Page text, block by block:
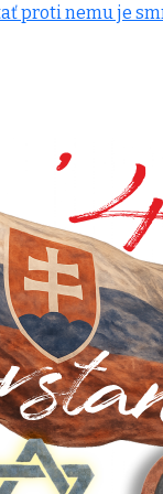
proti nemu je